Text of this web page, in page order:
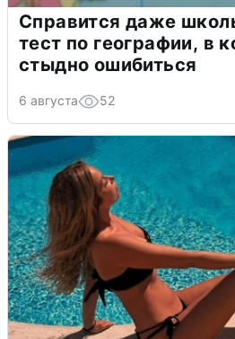
Справится даже
тест по географии, в
стыдно ошибиться
6 августа 52